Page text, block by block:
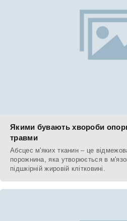
Якими бувають хвороби
травми
Абсцес м'яких тканин – це
порожнина, яка утворюється в
підшкірній жировій клітковині.